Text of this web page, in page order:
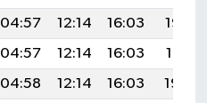
04:57 12:14 16:03
19:22
04:57 12:14 16:03
19:21
04:58 12:14 16:03
19:20